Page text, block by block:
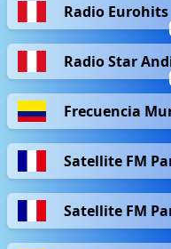
Radio Eurohits
Radio Star
Frecuencia
Satellite FM
Satellite FM